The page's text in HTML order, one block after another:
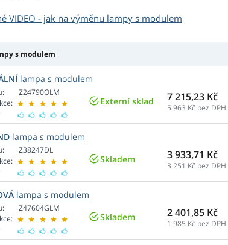
VIDEO - jak na výměnu lampy s modulem
s modulem
lampa s modulem
Z24790OLM
Externí sklad 7 215,23 Kč
5 963 Kč bez DPH
lampa s modulem
Z38247DL
Skladem 3 933,71 Kč
3 251 Kč bez DPH
lampa s modulem
Z47604GLM
Skladem 2 401,85 Kč
1 985 Kč bez DPH